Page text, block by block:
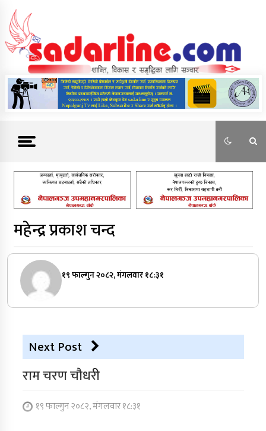
content
News For Nepal
महेन्द्र प्रकाश चन्द
१९ फाल्गुन २०८२, मंगलवार १८:३१
Next Post
राम चरण चौधरी
१९ फाल्गुन २०८२, मंगलवार १८:३१